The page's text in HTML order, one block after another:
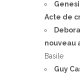
Acte de
nouveau
Basile
Guy